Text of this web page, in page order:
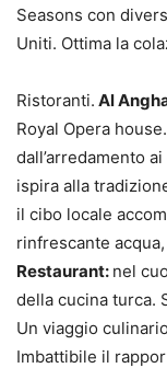
Seasons con
Uniti. Ottima la
Ristoranti. Al
Royal Opera
dall’arredamento
ispira alla
il cibo locale
rinfrescante
Restaurant: nel
della cucina turca.
Un viaggio
Imbattibile il